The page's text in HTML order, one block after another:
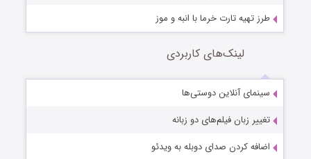
طرز تهیه تارت خرما با انبه و موز
لینک‌های کاربردی
سینمای آنلاین دوستی‌ها
تغییر زبان فیلم‌های دو زبانه
اضافه کردن صدای دوبله به ویدئو